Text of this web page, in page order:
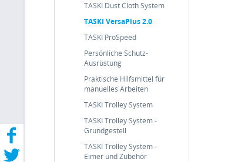
TASKI Dust Cloth System
TASKI VersaPlus 2.0
TASKI ProSpeed
Persönliche Schutz-
Ausrüstung
Praktische Hilfsmittel für
manuelles Arbeiten
TASKI Trolley System
TASKI Trolley System -
Grundgestell
TASKI Trolley System -
Eimer und Zubehör